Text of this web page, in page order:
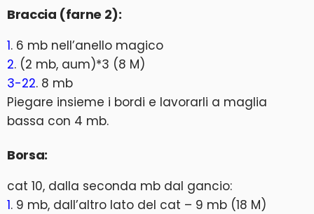
Braccia (farne 2):
1. 6 mb nell’anello magico
2. (2 mb, aum)*3 (8 M)
3-22. 8 mb
Piegare insieme i bordi e lavorarli a maglia
bassa con 4 mb.
Borsa:
cat 10, dalla seconda mb dal gancio:
1. 9 mb, dall’altro lato del cat – 9 mb (18 M)